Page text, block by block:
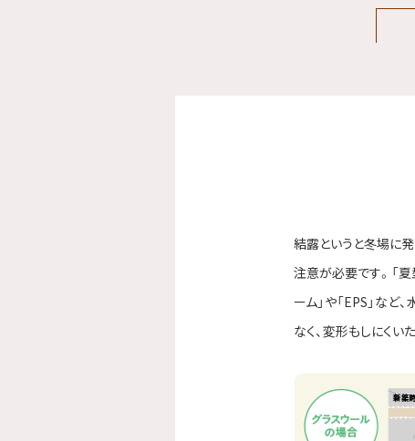
結露というと冬場に発
注意が必要です。「
ーム」や「EPS」など
なく、変形もしにくい